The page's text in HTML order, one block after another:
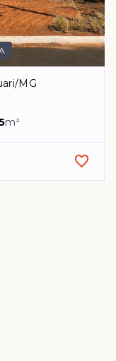
MG
m²